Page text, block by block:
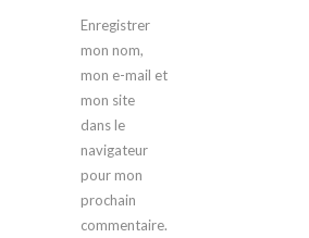
Enregistrer
mon nom,
mon e-mail et
mon site
dans le
navigateur
pour mon
prochain
commentaire.